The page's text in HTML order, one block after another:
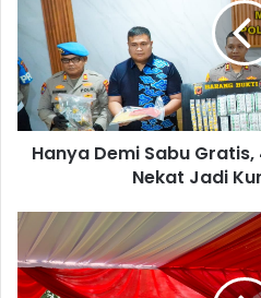
Gratis,
Orang
di
Karawang
Nekat
JadiHanya Demi Sabu
Nekat Jadi
Bukan
Sekadar
Tempat
Tinggal,